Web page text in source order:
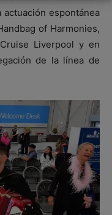
espontánea
of Harmonies,
Liverpool y en
de la línea de